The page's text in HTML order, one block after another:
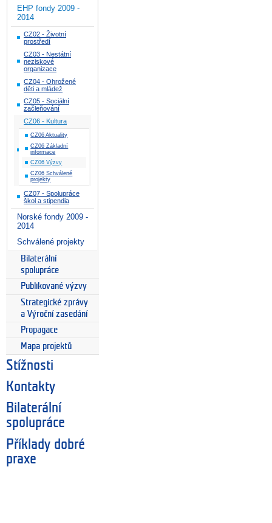
EHP fondy 2009 -
2014
CZ02 - Životní
prostředí
CZ03 - Nestátní
neziskové
organizace
CZ04 - Ohrožené
děti a mládež
CZ05 - Sociální
začleňování
CZ06 - Kultura
CZ06 Aktuality
CZ06 Základní
informace
CZ06 Výzvy
CZ06 Schválené
projekty
CZ07 - Spolupráce
škol a stipendia
Norské fondy 2009 -
2014
Schválené projekty
Bilaterální
spolupráce
Publikované výzvy
Strategické zprávy
a Výroční zasedání
Propagace
Mapa projektů
Stížnosti
Kontakty
Bilaterální
spolupráce
Příklady dobré
praxe